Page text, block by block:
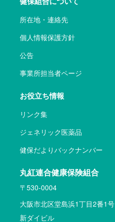
所在地・連絡先
個人情報保護方針
公告
事業所担当者ページ
お役立ち情報
リンク集
ジェネリック医薬品
健保だよりバックナンバー
丸紅連合健康保険組合
〒530-0004
大阪市北区堂島浜1丁目2番1号
新ダイビル